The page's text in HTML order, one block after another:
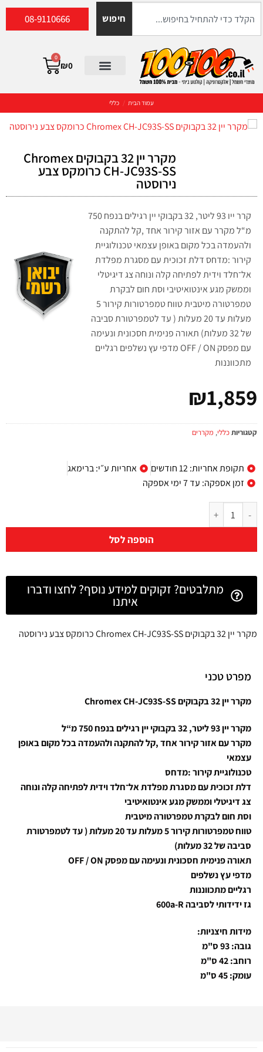
חיפוש 08-9110666
₪0
0
עמוד הבית / כללי
מקרר יין 32 בקבוקים Chromex
CH-JC93S-SS כרומקס צבע
נירוסטה
קרר ייו 93 ליטר, 32 בקבוקי יין רגילים בנפח 750
מ“ל מקרר עם אזור קירור אחד ,קל להתקנה
ולהעמדה בכל מקום באופן עצמאי טכנולוגיית
קירור :מדחס דלת זכוכית עם מסגרת מפלדת
אל־חלד וידית לפתיחה קלה ונוחה צג דיגיטלי
וממשק מגע אינטואיטיבי וסת חום לבקרת
טמפרטורה מיטבית טווח טמפרטורות קירור 5
מעלות עד 20 מעלות ( עד לטמפרטורת סביבה
של 32 מעלות) תאורה פנימית חסכונית ונעימה
עם מפסק
OFF/ ON מדפי עץ נשלפים רגליים
מתכווננות
₪1,859
קטגוריותכללי, מקררים
תקופת אחריות: 12 חודשים
אחריות ע״י: ברימאג
זמן אספקה: עד 7 ימי אספקה
הוספה לסל
מתלבטים? זקוקים למידע נוסף? לחצו ודברו
איתנו
מקרר יין 32 בקבוקים Chromex CH-JC93S-SS כרומקס צבע נירוסטה
מפרט טכני
מקרר יין 32 בקבוקים Chromex CH-JC93S-SS
מקרר יין 93 ליטר, 32 בקבוקי יין רגילים בנפח 750 מ“ל
מקרר עם אזור קירור אחד ,קל להתקנה ולהעמדה בכל מקום באופן
עצמאי
טכנולוגיית קירור :מדחס
דלת זכוכית עם מסגרת מפלדת אל־חלד וידית לפתיחה קלה ונוחה
צג דיגיטלי וממשק מגע אינטואיטיבי
וסת חום לבקרת טמפרטורה מיטבית
טווח טמפרטורות קירור 5 מעלות עד 20 מעלות ( עד לטמפרטורת
סביבה של 32 מעלות)
תאורה פנימית חסכונית ונעימה עם מפסק
OFF/ ON
מדפי עץ נשלפים
רגליים מתכווננות
גז ידידותי לסביבה 600a-R
מידות חיצניות:
גובה: 93 ס"מ
רוחב: 42 ס"מ
עומק: 45 ס"מ